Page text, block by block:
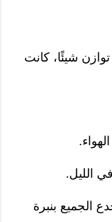
شيئًا، كانت
الليل.
الجميع بنبرة